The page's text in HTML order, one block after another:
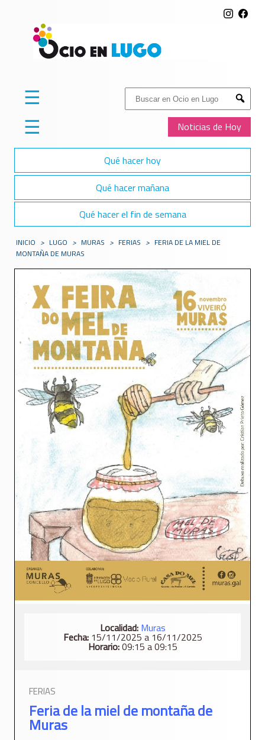
Buscar:
Submit
Noticias de Hoy
☰
☰
Qué hacer hoy
Qué hacer mañana
Qué hacer el fin de semana
INICIO > LUGO > MURAS > FERIAS > FERIA DE LA MIEL DE
MONTAÑA DE MURAS
Localidad: Muras
Fecha:15/11/2025 a 16/11/2025
Horario:09:15 a 09:15
FERIAS
Feria de la miel de montaña de
Muras